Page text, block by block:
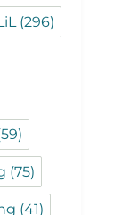
(296)
(75)
(41)